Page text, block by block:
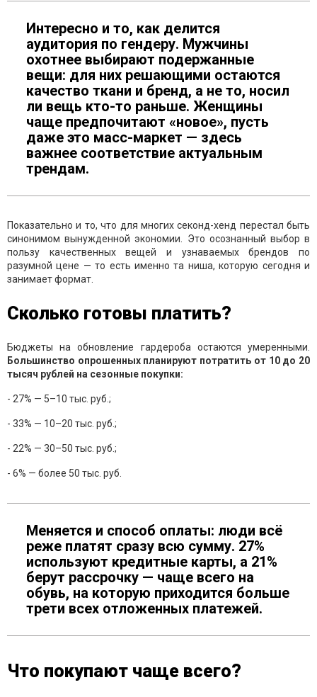
Интересно и то, как делится
аудитория по гендеру. Мужчины
охотнее выбирают подержанные
вещи: для них решающими остаются
качество ткани и бренд, а не то, носил
ли вещь кто-то раньше. Женщины
чаще предпочитают «новое», пусть
даже это масс-маркет — здесь
важнее соответствие актуальным
трендам.
Показательно и то, что для многих секонд-хенд перестал быть
синонимом вынужденной экономии. Это осознанный выбор в
пользу качественных вещей и узнаваемых брендов по
разумной цене — то есть именно та ниша, которую сегодня и
занимает формат.
Сколько готовы платить?
Бюджеты на обновление гардероба остаются умеренными.
Большинство опрошенных планируют потратить от 10 до 20
тысяч рублей на сезонные покупки:
- 27% — 5–10 тыс. руб.;
- 33% — 10–20 тыс. руб.;
- 22% — 30–50 тыс. руб.;
- 6% — более 50 тыс. руб.
Меняется и способ оплаты: люди всё
реже платят сразу всю сумму. 27%
используют кредитные карты, а 21%
берут рассрочку — чаще всего на
обувь, на которую приходится больше
трети всех отложенных платежей.
Что покупают чаще всего?